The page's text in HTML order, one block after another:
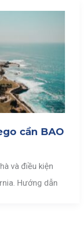
cần BAO
và điều kiện
Hướng dẫn